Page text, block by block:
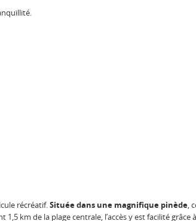
récréatif.Située dans une magnifique pinède,
km de la plage centrale, l’accès y est facilité grâce